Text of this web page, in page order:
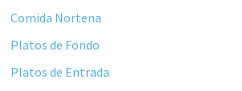
Comida Nortena
Platos de Fondo
Platos de Entrada